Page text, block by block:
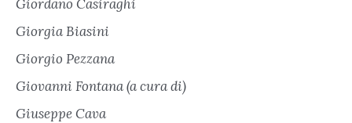
Giordano Casiraghi
Giorgia Biasini
Giorgio Pezzana
Giovanni Fontana (a cura di)
Giuseppe Cava